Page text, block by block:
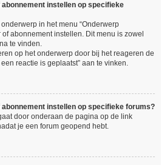
abonnement instellen op specifieke
in het menu “Onderwerp
abonnement instellen. Dit menu is zowel
te vinden.
op het onderwerp door bij het reageren de
reactie is geplaatst” aan te vinken.
abonnement instellen op specifieke forums?
door onderaan de pagina op de link
je een forum geopend hebt.